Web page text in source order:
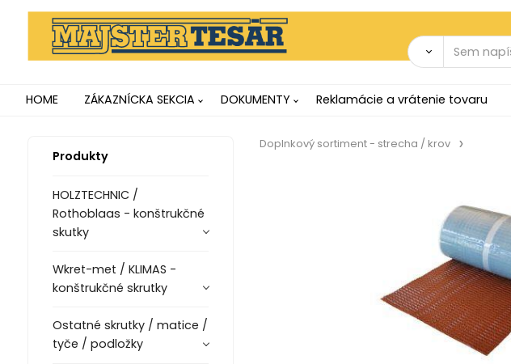
HOME ZÁKAZNÍCKA SEKCIA DOKUMENTY Reklamácie a vrátenie tovaru
Produkty
HOLZTECHNIC /
Rothoblaas - konštrukčné
skutky
Wkret-met / KLIMAS -
konštrukčné skrutky
Ostatné skrutky / matice /
tyče / podložky
Doplnkový sortiment - strecha / krov